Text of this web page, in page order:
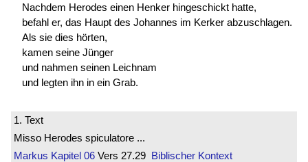
Nachdem Herodes einen Henker hingeschickt hatte,
befahl er, das Haupt des Johannes im Kerker abzuschlagen.
Als sie dies hörten,
kamen seine Jünger
und nahmen seinen Leichnam
und legten ihn in ein Grab.
1. Text
Misso Herodes spiculatore ...
Markus Kapitel 06 Vers 27.29 Biblischer Kontext